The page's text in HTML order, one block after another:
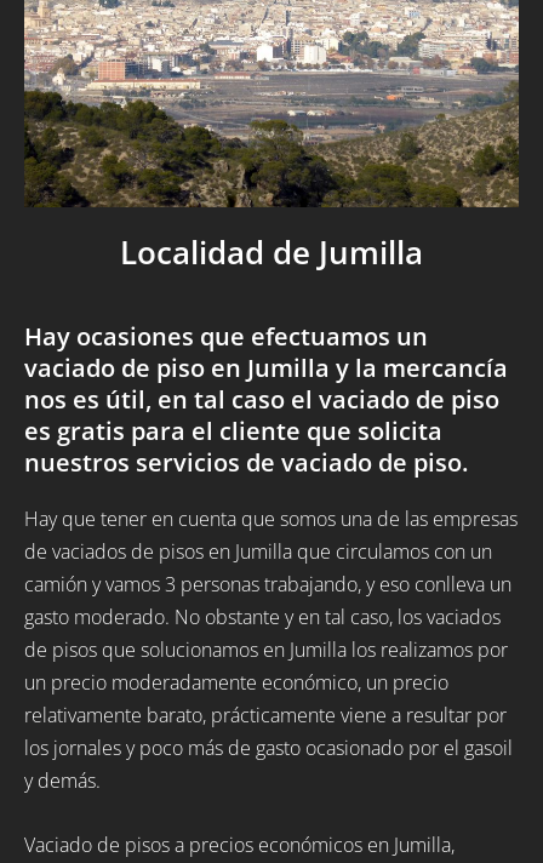
Localidad de Jumilla
Hay ocasiones que efectuamos un
vaciado de piso en Jumilla y la mercancía
nos es útil, en tal caso el vaciado de piso
es gratis para el cliente que solicita
nuestros servicios de vaciado de piso.
Hay que tener en cuenta que somos una de las empresas
de vaciados de pisos en Jumilla que circulamos con un
camión y vamos 3 personas trabajando, y eso conlleva un
gasto moderado. No obstante y en tal caso, los vaciados
de pisos que solucionamos en Jumilla los realizamos por
un precio moderadamente económico, un precio
relativamente barato, prácticamente viene a resultar por
los jornales y poco más de gasto ocasionado por el gasoil
y demás.
Vaciado de pisos a precios económicos en Jumilla,